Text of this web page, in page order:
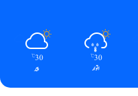
30
℃
اتوار
30
℃
پیر